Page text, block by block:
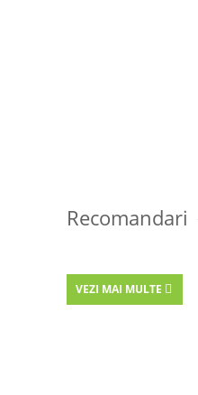
Recomandari
VEZI MAI MULTE